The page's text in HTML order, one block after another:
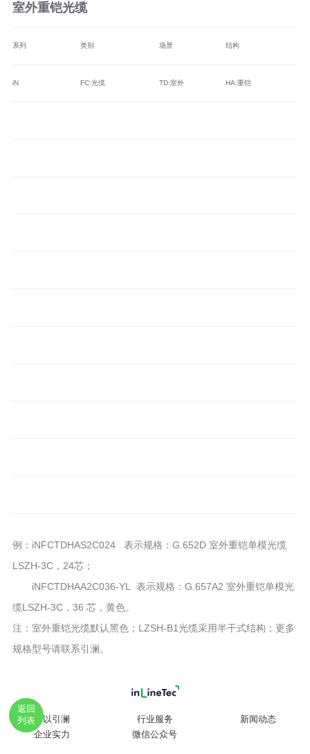
返回
列表
室外重铠光缆
系列 类别 场景 结构
iN FC:光缆 TD:室外 HA:重铠
例：iNFCTDHAS2C024 表示规格：G.652D 室外重铠单模光缆
LSZH-3C，24芯；
iNFCTDHAA2C036-YL 表示规格：G.657A2 室外重铠单模光
缆LSZH-3C，36 芯，黄色。
注：室外重铠光缆默认黑色；LZSH-B1光缆采用半干式结构；更多
规格型号请联系引澜。
何以引澜 行业服务
新闻动态
企业实力
微信公众号